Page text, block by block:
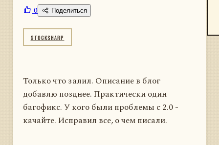
0 Поделиться
STOCKSHARP
Только что залил. Описание в блог
добавлю позднее. Практически один
багофикс. У кого были проблемы с 2.0 -
качайте. Исправил все, о чем писали.